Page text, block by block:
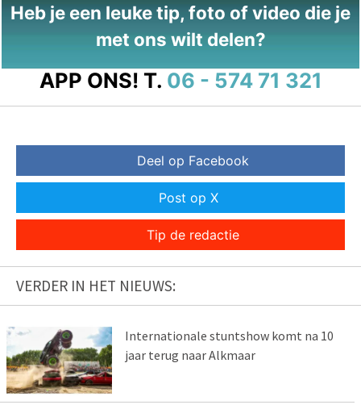
Heb je een leuke tip, foto of video die je
met ons wilt delen?
APP ONS! T. 06 - 574 71 321
Deel op Facebook
Post op X
Tip de redactie
VERDER IN HET NIEUWS:
Internationale stuntshow komt na 10
jaar terug naar Alkmaar